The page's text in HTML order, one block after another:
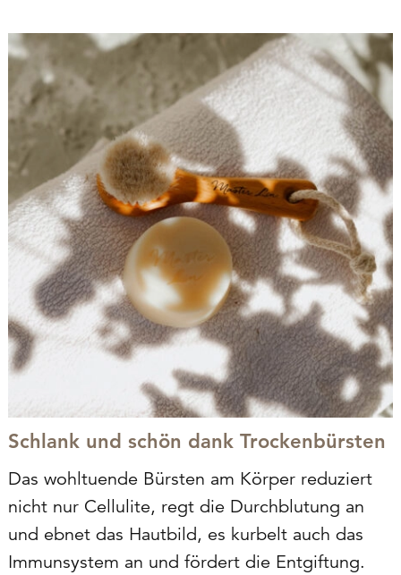
Schlank und schön dank Trockenbürsten
Das wohltuende Bürsten am Körper reduziert
nicht nur Cellulite, regt die Durchblutung an
und ebnet das Hautbild, es kurbelt auch das
Immunsystem an und fördert die Entgiftung.